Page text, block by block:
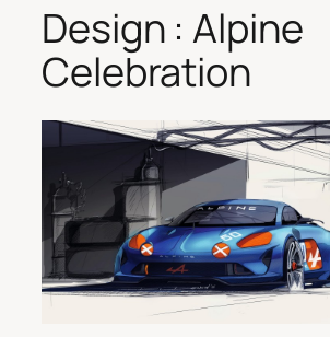
Design : Alpine
Celebration